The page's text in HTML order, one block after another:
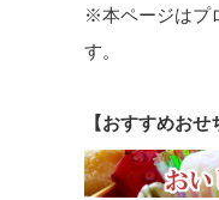
※本ページはプ
す。
【おすすめおせ